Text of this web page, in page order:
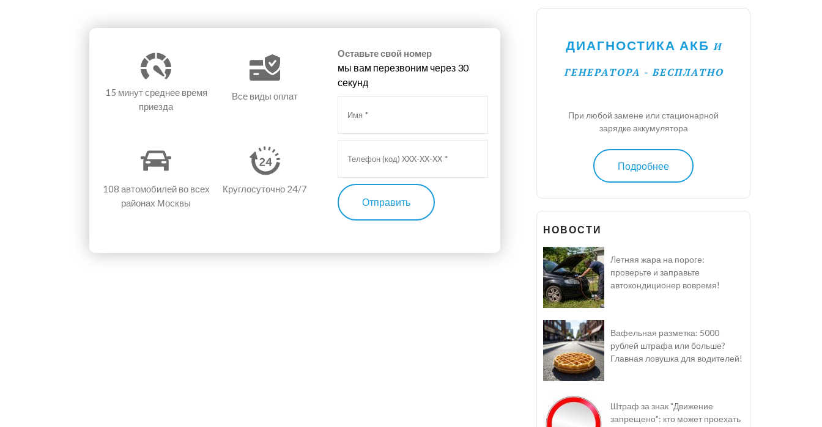
15 минутсреднее время
приезда
Все виды оплат
108 автомобилей во всех
районах Москвы
Круглосуточно 24/7
Оставьте свой номер
мы вам перезвоним через 30
секунд
Отправить
ДИАГНОСТИКА АКБ И
ГЕНЕРАТОРА - БЕСПЛАТНО
При любой замене или стационарной
зарядке аккумулятора
Подробнее
НОВОСТИ
Летняя жара на пороге:
проверьте и заправьте
автокондиционер вовремя!
Вафельная разметка: 5000
рублей штрафа или больше?
Главная ловушка для водителей!
Штраф за знак "Движение
запрещено": кто может проехать